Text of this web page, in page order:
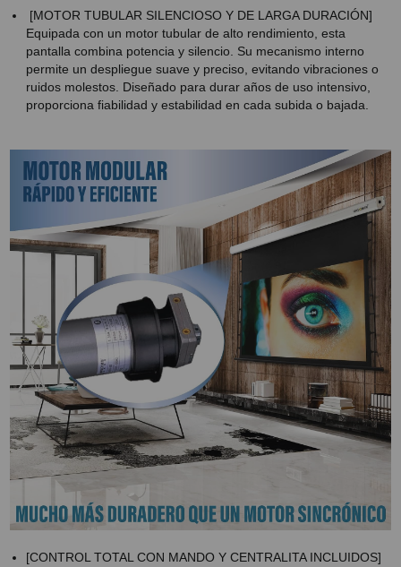
[MOTOR TUBULAR SILENCIOSO Y DE LARGA DURACIÓN]
Equipada con un motor tubular de alto rendimiento, esta
pantalla combina potencia y silencio. Su mecanismo interno
permite un despliegue suave y preciso, evitando vibraciones o
ruidos molestos. Diseñado para durar años de uso intensivo,
proporciona fiabilidad y estabilidad en cada subida o bajada.
[CONTROL TOTAL CON MANDO Y CENTRALITA INCLUIDOS]